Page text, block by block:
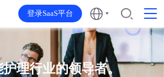
登录SaaS平台
理行业的领导者。